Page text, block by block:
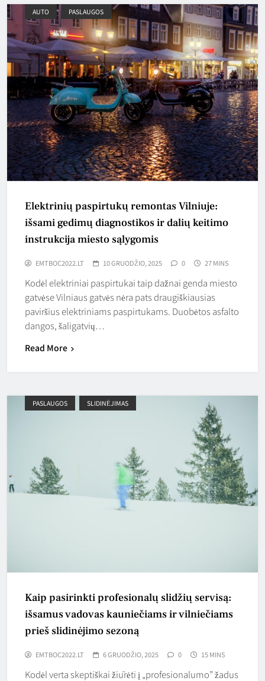
AUTO PASLAUGOS
Elektrinių paspirtukų remontas Vilniuje:
išsami gedimų diagnostikos ir dalių keitimo
instrukcija miesto sąlygomis
EMTBOC2022.LT 10 GRUODŽIO, 2025 0 27 MINS
Kodėl elektriniai paspirtukai taip dažnai genda miesto
gatvėse Vilniaus gatvės nėra pats draugiškiausias
paviršius elektriniams paspirtukams. Duobėtos asfalto
dangos, šaligatvių…
Read More
PASLAUGOS SLIDINĖJIMAS
Kaip pasirinkti profesionalų slidžių servisą:
išsamus vadovas kauniečiams ir vilniečiams
prieš slidinėjimo sezoną
EMTBOC2022.LT 6 GRUODŽIO, 2025 0 15 MINS
Kodėl verta skeptiškai žiūrėti į „profesionalumo” žadus